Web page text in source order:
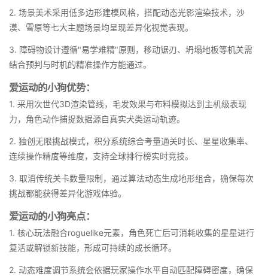
2. 场景美术采用低多边形建模风格，搭配动态光影渲染技术，沙
漠、雪原等七大主题场景均呈现差异化视觉表现。
3. 障碍物设计遵循"易学难精"原则，移动锯刃、坍塌地板等机关需
结合预判与时机的精准操作方能通过。
爱运动的小狗优势：
1. 采用次世代3D渲染管线，毛发效果与布料模拟达到主机级表现
力，角色动作捕捉数据源自真实犬类运动轨迹。
2. 独创无限挑战模式，积分系统综合考量通关时长、星星收集率、
连续操作精度等维度，支持全球排行榜实时竞技。
3. 取消传统关卡数量限制，通过算法动态生成地形组合，确保每次
挑战都能获得差异化游戏体验。
爱运动的小狗亮点：
1. 核心玩法融合roguelike元素，角色死亡后可消耗收集的星星进行
复活或解锁新技能，形成可持续的成长循环。
2. 动态难度调节系统会依据玩家操作水平自动匹配障碍密度，确保